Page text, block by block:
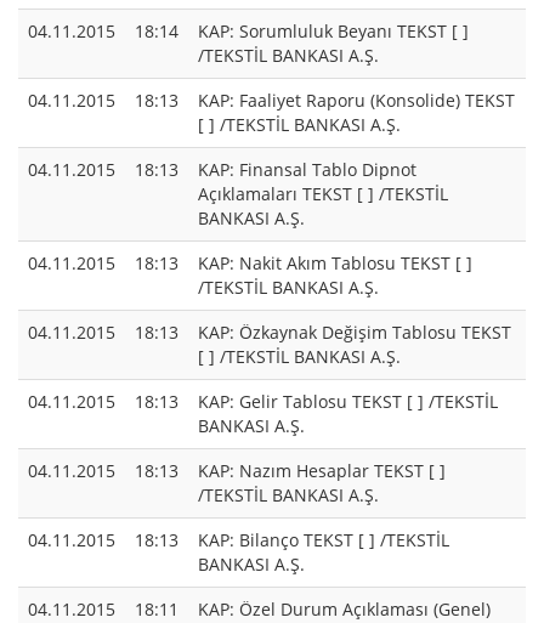
04.11.2015
18:14
KAP: Sorumluluk Beyanı TEKST [ ]
/TEKSTİL BANKASI A.Ş.
04.11.2015
18:13
KAP: Faaliyet Raporu (Konsolide) TEKST
[ ] /TEKSTİL BANKASI A.Ş.
04.11.2015
18:13
KAP: Finansal Tablo Dipnot
Açıklamaları TEKST [ ] /TEKSTİL
BANKASI A.Ş.
04.11.2015
18:13
KAP: Nakit Akım Tablosu TEKST [ ]
/TEKSTİL BANKASI A.Ş.
04.11.2015
18:13
KAP: Özkaynak Değişim Tablosu TEKST
[ ] /TEKSTİL BANKASI A.Ş.
04.11.2015
18:13
KAP: Gelir Tablosu TEKST [ ] /TEKSTİL
BANKASI A.Ş.
04.11.2015
18:13
KAP: Nazım Hesaplar TEKST [ ]
/TEKSTİL BANKASI A.Ş.
04.11.2015
18:13
KAP: Bilanço TEKST [ ] /TEKSTİL
BANKASI A.Ş.
04.11.2015
18:11
KAP: Özel Durum Açıklaması (Genel)